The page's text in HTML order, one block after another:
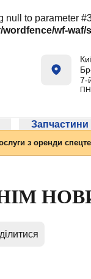
null to parameter
wf-waf/
7-
Запчастини
з оренди